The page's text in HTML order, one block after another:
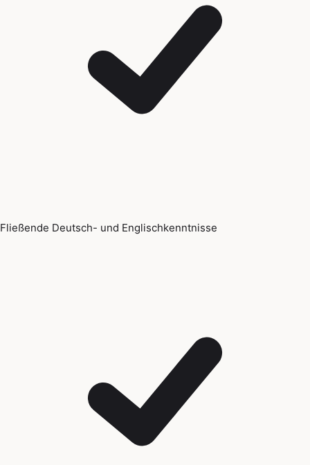
Fließende Deutsch- und Englischkenntnisse